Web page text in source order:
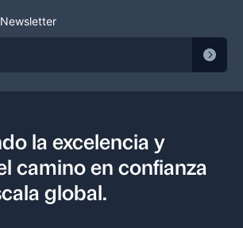
la excelencia y
camino en confianza
global.